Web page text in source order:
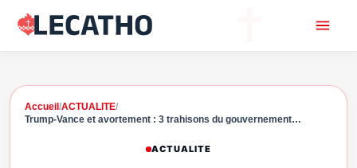
Accueil /ACTUALITE/
Trump-Vance et avortement : 3 trahisons du gouvernement…
ACTUALITE